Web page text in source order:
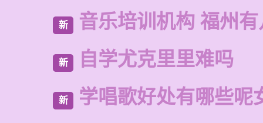
新 音乐培训机构 福州
新 自学尤克里里难吗
新 学唱歌好处有哪些呢